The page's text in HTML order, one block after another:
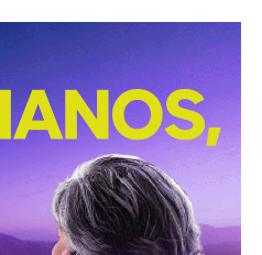
como “El
”, y ha adquirido un poder
en Argentina,
para la deuda nacional
Forbes como el hombre